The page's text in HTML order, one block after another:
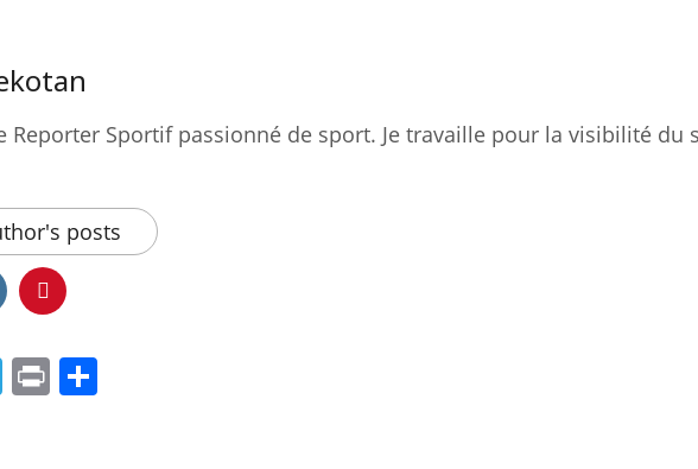
Reporter Sportif passionné de sport. Je travaille pour la visibilité du
posts
Telegram
Print